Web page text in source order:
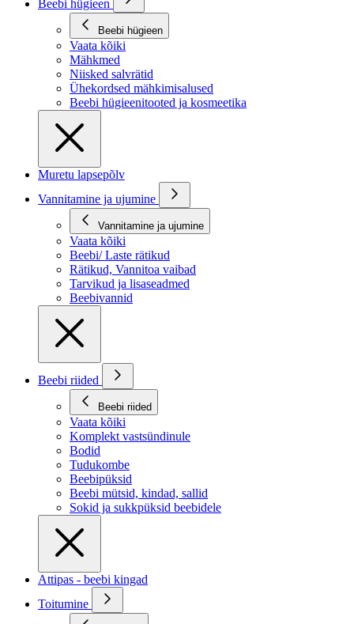
Beebi hügieen
Beebi hügieen
Vaata kõiki
Mähkmed
Niisked salvrätid
Ühekordsed mähkimisalused
Beebi hügieenitooted ja kosmeetika
Muretu lapsepõlv
Vannitamine ja ujumine
Vannitamine ja ujumine
Vaata kõiki
Beebi/ Laste rätikud
Rätikud, Vannitoa vaibad
Tarvikud ja lisaseadmed
Beebivannid
Beebi riided
Beebi riided
Vaata kõiki
Komplekt vastsündinule
Bodid
Tudukombe
Beebipüksid
Beebi mütsid, kindad, sallid
Sokid ja sukkpüksid beebidele
Attipas - beebi kingad
Toitumine